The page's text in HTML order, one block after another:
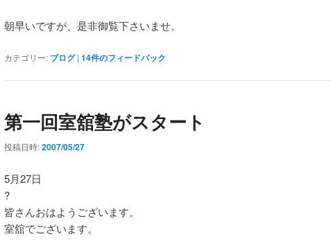
朝早いですが、是非御覧下さいませ。
カテゴリー: ブログ | 14件のフィードバック
第一回室舘塾がスタート
投稿日時:2007/05/27
5月27日
?
皆さんおはようございます。
室舘でございます。